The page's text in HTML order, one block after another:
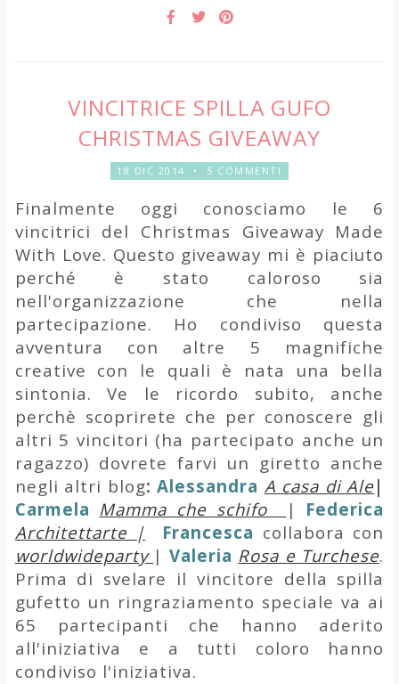
VINCITRICE SPILLA GUFO
CHRISTMAS GIVEAWAY
18 DIC 2014 • 5 COMMENTI
Finalmente oggi conosciamo le 6
vincitrici del Christmas Giveaway Made
With Love. Questo giveaway mi è piaciuto
perché è stato caloroso sia
nell'organizzazione che nella
partecipazione. Ho condiviso questa
avventura con altre 5 magnifiche
creative con le quali è nata una bella
sintonia. Ve le ricordo subito, anche
perchè scoprirete che per conoscere gli
altri 5 vincitori (ha partecipato anche un
ragazzo) dovrete farvi un giretto anche
negli altri blog:Alessandra A casa di Ale |
Carmela Mamma che schifo | Federica
Architettarte |
Francesca collabora con
worldwideparty | Valeria Rosa e Turchese.
Prima di svelare il vincitore della spilla
gufetto un ringraziamento speciale va ai
65 partecipanti che hanno aderito
all'iniziativa e a tutti coloro hanno
condiviso l'iniziativa.